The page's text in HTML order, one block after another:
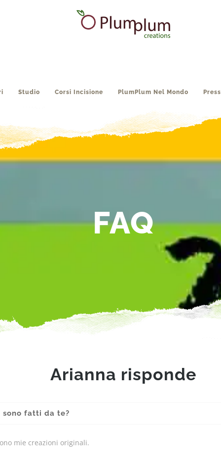
Studio Corsi Incisione PlumPlum Nel Mondo Press
FAQ
Arianna risponde
fatti da te?
mie creazioni originali.